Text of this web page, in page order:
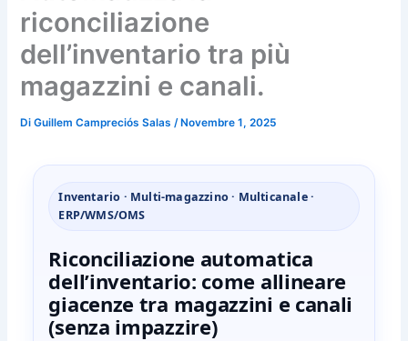
riconciliazione
dell’inventario tra più
magazzini e canali.
DiGuillem Campreciós Salas/ Novembre 1, 2025
Inventario · Multi‑magazzino · Multicanale ·
ERP/WMS/OMS
Riconciliazione automatica
dell’inventario: come allineare
giacenze tra magazzini e canali
(senza impazzire)